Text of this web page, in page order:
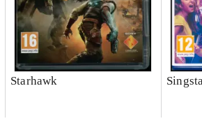
Starhawk